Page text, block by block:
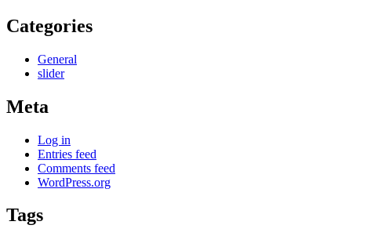
Categories
General
slider
Meta
Log in
Entries feed
Comments feed
WordPress.org
Tags